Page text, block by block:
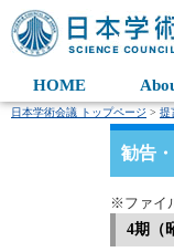
HOME
日本学術会議 トップページ > 提
勧告
※ファイ
4期（